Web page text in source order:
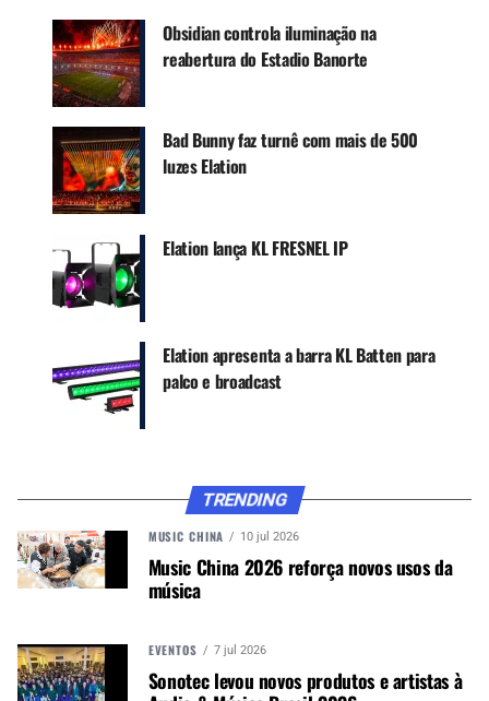
Clarke criou designs de shows de laser para
eventos de trance, house e techno na Irlanda
antes de se mudar para a área da baía de São
Francisco em 2020. Desde então, ele projetou,
programou e dirigiu iluminação para a turnê
americana ‘How Did We Get Here’ de Blu De Tiger
em 2021, a turnê ‘Kiss & Tell’ do Sidepiece em
2022 nos EUA e os shows do Lollapalooza em
2022 do Deorro na América do Sul. Clarke
codificou grande parte do show Virtual Riot no
Hollywood Palladium e tinha equipamentos
Elationde feixes, estrobos e barras de LED à sua
blinders de LED.
WhatsApp e no Google News.
Canal WhatsApp
Obsidian controla iluminação na
reabertura do Estadio Banorte
Bad Bunny faz turnê com mais de 500
luzes Elation
Elation lança KL FRESNEL IP
Elation apresenta a barra KL Batten para
palco e broadcast
TRENDING
MUSIC CHINA 10 jul 2026
Music China 2026 reforça novos usos da
música
EVENTOS 7 jul 2026
Sonotec levou novos produtos e artistas à